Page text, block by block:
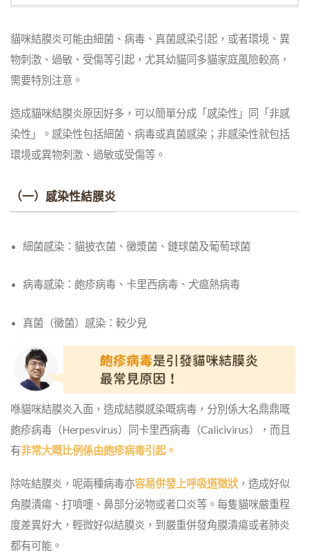
貓咪結膜炎可能由細菌、病毒、真菌感染引起，或者環境、異
物刺激、過敏、受傷等引起，尤其幼貓同多貓家庭風險較高，
需要特別注意。
造成貓咪結膜炎原因好多，可以簡單分成「感染性」同「非感
染性」。 感染性包括細菌、病毒或真菌感染；非感染性就包括
環境或異物刺激、過敏或受傷等。
（一）感染性結膜炎
細菌感染： 貓披衣菌、黴漿菌、鏈球菌及葡萄球菌
病毒感染： 皰疹病毒、卡里西病毒、犬瘟熱病毒
真菌（黴菌）感染：較少見
喺貓咪結膜炎入面，造成結膜感染嘅病毒，分別係大名鼎鼎嘅
皰疹病毒（Herpesvirus）同卡里西病毒（Calicivirus），而且
有非常大嘅比例係由皰疹病毒引起。
除咗結膜炎，呢兩種病毒亦容易併發上呼吸道徵狀，造成好似
角膜潰瘍、打噴嚏、鼻部分泌物或者口炎等。每隻貓咪嚴重程
度差異好大，輕微好似結膜炎，到嚴重併發角膜潰瘍或者肺炎
都有可能。